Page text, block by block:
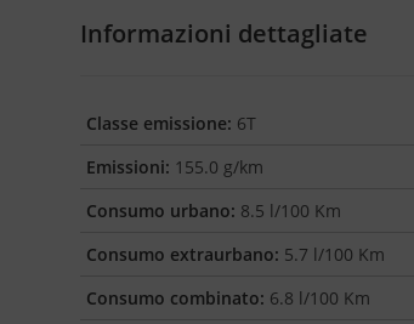
Informazioni dettagliate
Classe emissione: 6T
Emissioni: 155.0 g/km
Consumo urbano: 8.5 l/100 Km
Consumo extraurbano: 5.7 l/100 Km
Consumo combinato: 6.8 l/100 Km